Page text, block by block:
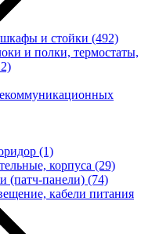
и стойки (492)
и полки, термостаты,
(1)
корпуса (29)
(патч-панели) (74)
кабели питания